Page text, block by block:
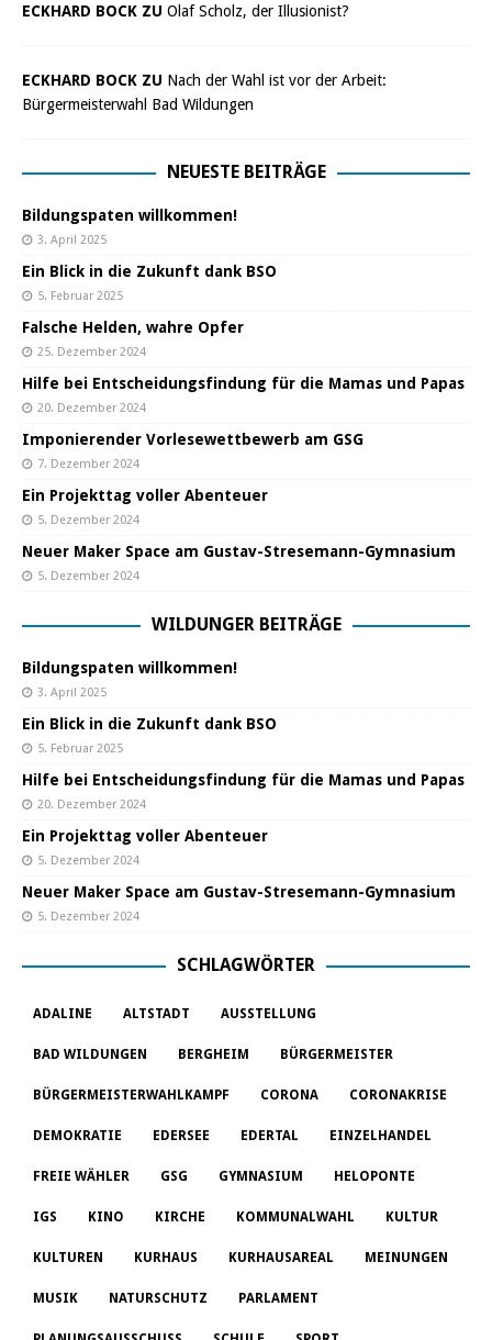
ECKHARD BOCK ZU Olaf Scholz, der Illusionist?
ECKHARD BOCK ZU Nach der Wahl ist vor der Arbeit:
Bürgermeisterwahl Bad Wildungen
NEUESTE BEITRÄGE
Bildungspaten willkommen!
3. April 2025
Ein Blick in die Zukunft dank BSO
5. Februar 2025
Falsche Helden, wahre Opfer
25. Dezember 2024
Hilfe bei Entscheidungsfindung für die Mamas und Papas
20. Dezember 2024
Imponierender Vorlesewettbewerb am GSG
7. Dezember 2024
Ein Projekttag voller Abenteuer
5. Dezember 2024
Neuer Maker Space am Gustav-Stresemann-Gymnasium
5. Dezember 2024
WILDUNGER BEITRÄGE
Bildungspaten willkommen!
3. April 2025
Ein Blick in die Zukunft dank BSO
5. Februar 2025
Hilfe bei Entscheidungsfindung für die Mamas und Papas
20. Dezember 2024
Ein Projekttag voller Abenteuer
5. Dezember 2024
Neuer Maker Space am Gustav-Stresemann-Gymnasium
5. Dezember 2024
SCHLAGWÖRTER
ADALINE ALTSTADT AUSSTELLUNG
BAD WILDUNGEN BERGHEIM BÜRGERMEISTER
BÜRGERMEISTERWAHLKAMPF CORONA CORONAKRISE
DEMOKRATIE EDERSEE EDERTAL EINZELHANDEL
FREIE WÄHLER GSG GYMNASIUM HELOPONTE
IGS KINO KIRCHE KOMMUNALWAHL KULTUR
KULTUREN KURHAUS KURHAUSAREAL MEINUNGEN
MUSIK NATURSCHUTZ PARLAMENT